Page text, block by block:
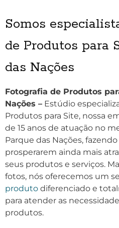
Somos
de Produtos para
das Nações
Fotografia de Produtos
Nações – Estúdio
Produtos para Site, nossa
de 15 anos de atuação no
Parque das Nações,
prosperarem ainda mais
seus produtos e serviços.
fotos, nós oferecemos um
produto diferenciado e
para atender as
produtos.